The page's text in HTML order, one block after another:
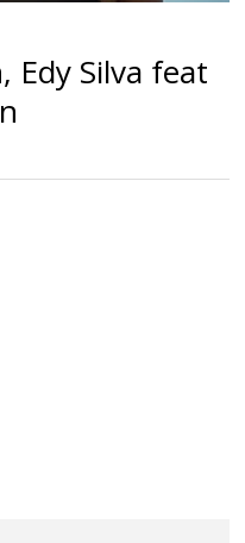
Edy Silva feat